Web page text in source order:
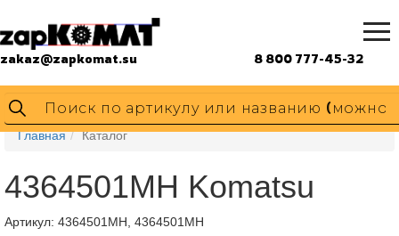
zakaz@zapkomat.su 8 800 777-45-32
Главная Каталог
4364501MH Komatsu
Артикул: 4364501MH, 4364501MH